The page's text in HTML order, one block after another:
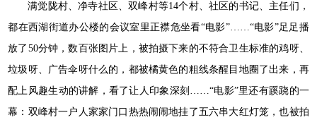
满觉陇村、净寺社区、双峰村等14个村、社区的书记、主任们，
都在西湖街道办公楼的会议室里正襟危坐看“电影”……“电影”足足播
放了50分钟，数百张图片上，被拍摄下来的不符合卫生标准的鸡呀、
垃圾呀、广告伞呀什么的，都被橘黄色的粗线条醒目地圈了出来，再
配上风趣生动的讲解，看了让人印象深刻……“电影”里还有蹊跷的一
幕：双峰村一户人家家门口热热闹闹地挂了五六串大红灯笼，也被拍